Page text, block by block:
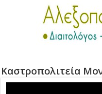
Καστροπολιτεία